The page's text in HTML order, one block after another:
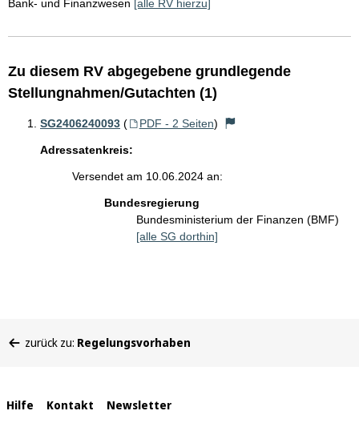
Bank- und Finanzwesen [alle RV hierzu]
Zu diesem RV abgegebene grundlegende
Stellungnahmen/Gutachten (1)
SG2406240093 ( PDF - 2 Seiten)
Adressatenkreis:
Versendet am 10.06.2024 an:
Bundesregierung
Bundesministerium der Finanzen (BMF)
[alle SG dorthin]
befinden
zurück zu: Regelungsvorhaben
Interne
Hilfe Kontakt Newsletter